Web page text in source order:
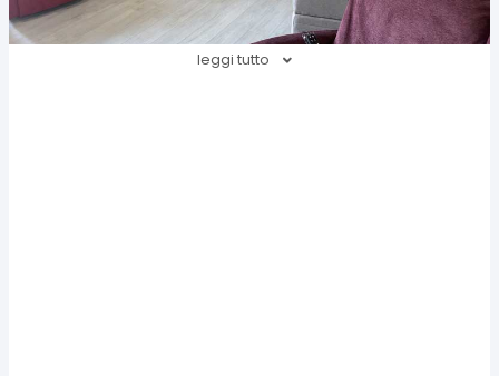
leggi tutto